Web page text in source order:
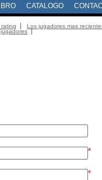
CATALOGO
Los jugadores mas
*
*